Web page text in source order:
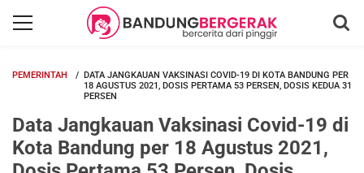
PEMERINTAH
DATA JANGKAUAN VAKSINASI COVID-19 DI KOTA BANDUNG PER
18 AGUSTUS 2021, DOSIS PERTAMA 53 PERSEN, DOSIS KEDUA 31
PERSEN
Data Jangkauan Vaksinasi Covid-19 di
Kota Bandung per 18 Agustus 2021,